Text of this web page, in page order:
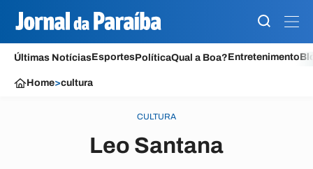
Últimas NotíciasEsportesPolíticaQual a Boa?Entretenimento
Home>cultura
CULTURA
Leo Santana